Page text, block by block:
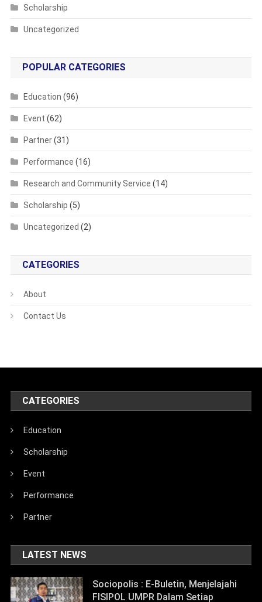
Scholarship
Uncategorized
POPULAR CATEGORIES
Education (96)
Event (62)
Partner(31)
Performance (16)
Research and Community Service (14)
Scholarship (5)
Uncategorized (2)
CATEGORIES
About
Contact Us
CATEGORIES
Education
Scholarship
Event
Performance
Partner
LATEST NEWS
Sociopolis : E-Buletin, Menjelajahi
FISIPOL UMPR Dalam Setiap